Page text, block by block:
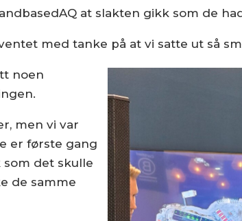
at slakten gikk som de
med tanke på at vi satte ut så
noen
men vi var
er første gang
det skulle
de samme